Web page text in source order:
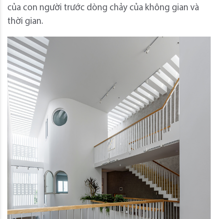
của con người trước dòng chảy của không gian và
thời gian.